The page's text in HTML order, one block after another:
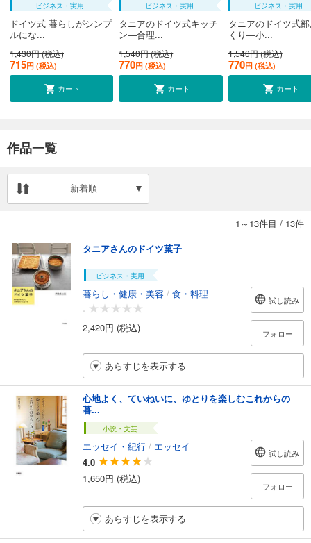
ビジネス・実用
ドイツ式 暮らしがシンプ
ルにな...
1,430円 (税込)
715円 (税込)
カート
ビジネス・実用
タニアのドイツ式キッチ
ン―合理...
1,540円 (税込)
770円 (税込)
カート
ビジネス・実用
タニアのドイツ式
くり―小...
1,540円 (税込)
770円 (税込)
カート
作品一覧
新着順
1～13件目 / 13件
タニアさんのドイツ菓子
ビジネス・実用
暮らし・健康・美容 / 食・料理
-
2,420円 (税込)
試し読み
フォロー
あらすじを表示する
心地よく、ていねいに、ゆとりを楽しむこれからの
暮...
小説・文芸
エッセイ・紀行 / エッセイ
4.0
1,650円 (税込)
試し読み
フォロー
あらすじを表示する